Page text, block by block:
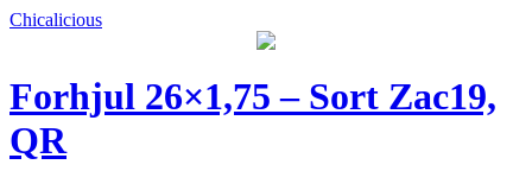
Chicalicious
Forhjul 26×1,75 – Sort Zac19,
QR